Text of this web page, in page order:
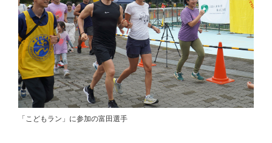
「こどもラン」に参加の富田選手